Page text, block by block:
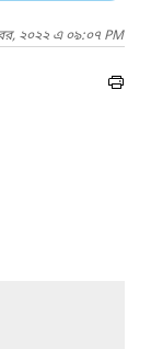
২০২২ এ ০৯:০৭ PM